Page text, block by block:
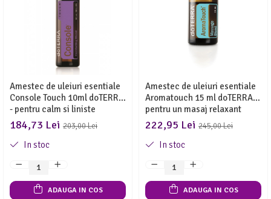
Amestec de uleiuri esentiale
Console Touch 10ml doTERRA
- pentru calm si liniste
interioara
203,00 Lei
184,73 Lei
In stoc
ADAUGA IN COS
Amestec de uleiuri esentiale
Aromatouch 15 ml doTERRA -
pentru un masaj relaxant
245,00 Lei
222,95 Lei
In stoc
ADAUGA IN COS